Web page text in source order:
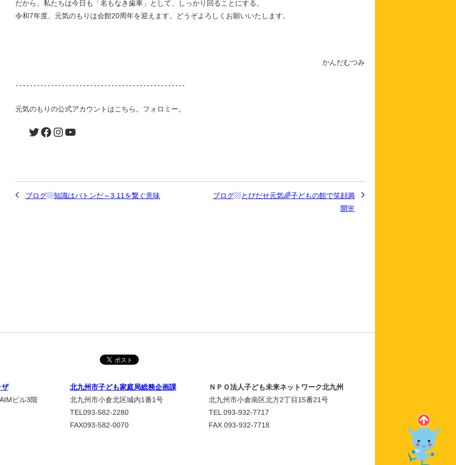
だから、私たちは今日も「名もなき歯車」として、しっかり回ることにする。
令和7年度、元気のもりは会館20周年を迎えます。どうぞよろしくお願いいたします。
かんだむつみ
････････････････････････････････････････････････
元気のもりの公式アカウントはこちら。フォロミー。
ブログ▨知識はバトンだ～3.11を繋ぐ意味
ブログ▨とびだせ元気🌈子どもの館で笑顔満
開🌸
ビル3階
北九州市子ども家庭局総務企画課
北九州市小倉北区城内1番1号
TEL093-582-2280
FAX093-582-0070
ＮＰＯ法人子ども未来ネットワーク北九州
北九州市小倉南区北方2丁目15番21号
TEL 093-932-7717
FAX 093-932-7718